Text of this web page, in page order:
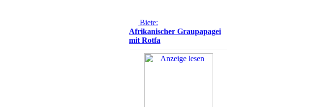
Biete:
Afrikanischer Graupapagei
mit Rotfa